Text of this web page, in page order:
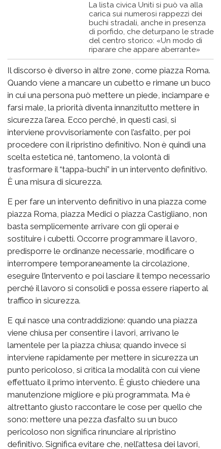
La lista civica Uniti si può va alla
carica sui numerosi rappezzi dei
buchi stradali, anche in presenza
di porfido, che deturpano le strade
del centro storico: «Un modo di
riparare che appare aberrante»
Il discorso è diverso in altre zone, come piazza Roma.
Quando viene a mancare un cubetto e rimane un buco
in cui una persona può mettere un piede, inciampare e
farsi male, la priorità diventa innanzitutto mettere in
sicurezza l’area. Ecco perché, in questi casi, si
interviene provvisoriamente con l’asfalto, per poi
procedere con il ripristino definitivo. Non è quindi una
scelta estetica né, tantomeno, la volontà di
trasformare il “tappa-buchi” in un intervento definitivo.
È una misura di sicurezza.
E per fare un intervento definitivo in una piazza come
piazza Roma, piazza Medici o piazza Castigliano, non
basta semplicemente arrivare con gli operai e
sostituire i cubetti. Occorre programmare il lavoro,
predisporre le ordinanze necessarie, modificare o
interrompere temporaneamente la circolazione,
eseguire l’intervento e poi lasciare il tempo necessario
perché il lavoro si consolidi e possa essere riaperto al
traffico in sicurezza.
E qui nasce una contraddizione: quando una piazza
viene chiusa per consentire i lavori, arrivano le
lamentele per la piazza chiusa; quando invece si
interviene rapidamente per mettere in sicurezza un
punto pericoloso, si critica la modalità con cui viene
effettuato il primo intervento. È giusto chiedere una
manutenzione migliore e più programmata. Ma è
altrettanto giusto raccontare le cose per quello che
sono: mettere una pezza d’asfalto su un buco
pericoloso non significa rinunciare al ripristino
definitivo. Significa evitare che, nell’attesa dei lavori,